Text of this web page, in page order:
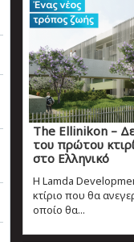
The Ellinikon –
του πρώτου
στο Ελληνικό
Η Lamda
κτίριο που θα
οποίο θα...